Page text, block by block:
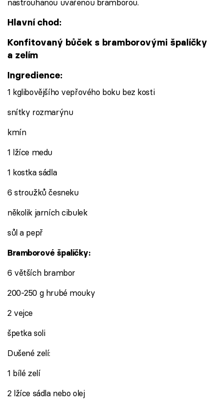
nastrouhanou uvařenou bramborou.
Hlavní chod:
Konfitovaný bůček s bramborovými špalíčky
a zelím
Ingredience:
1 kglibovějšího vepřového boku bez kosti
snítky rozmarýnu
kmín
1 lžíce medu
1 kostka sádla
6 stroužků česneku
několik jarních cibulek
sůl a pepř
Bramborové špalíčky:
6 větších brambor
200-250 g hrubé mouky
2 vejce
špetka soli
Dušené zelí:
1 bílé zelí
2 lžíce sádla nebo olej